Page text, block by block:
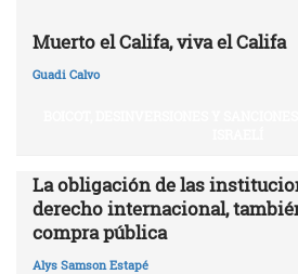
Muerto el Califa, viva el Califa
Guadi Calvo
La obligación de las
derecho internacional,
compra pública
Alys Samson Estapé